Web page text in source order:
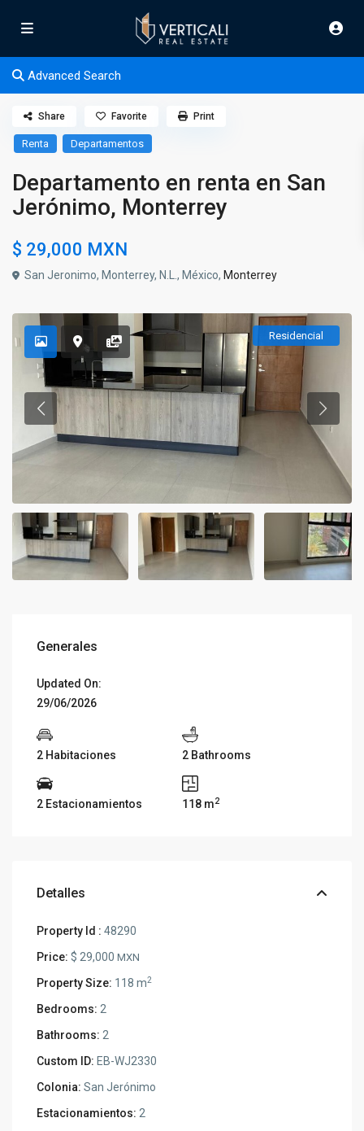
Advanced Search
Renta Departamentos
Departamento en renta en San
Jerónimo, Monterrey
$ 29,000 MXN
San Jeronimo, Monterrey, N.L., México, Monterrey
Share Favorite Print
Residencial
Generales
Updated On:
29/06/2026
2 Habitaciones 2 Bathrooms
2 Estacionamientos 118 m2
Detalles
Property Id : 48290
Price: $ 29,000MXN
Property Size: 118 m2
Bedrooms: 2
Bathrooms: 2
Custom ID: EB-WJ2330
Colonia: San Jerónimo
Estacionamientos: 2